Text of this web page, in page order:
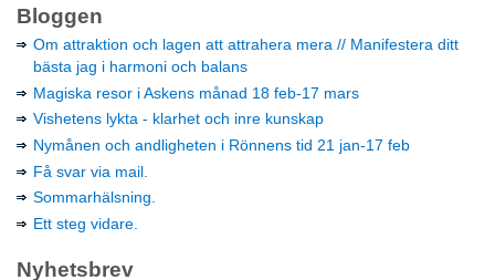
Bloggen
Om attraktion och lagen att attrahera mera // Manifestera ditt
bästa jag i harmoni och balans
Magiska resor i Askens månad 18 feb-17 mars
Vishetens lykta - klarhet och inre kunskap
Nymånen och andligheten i Rönnens tid 21 jan-17 feb
Få svar via mail.
Sommarhälsning.
Ett steg vidare.
Nyhetsbrev